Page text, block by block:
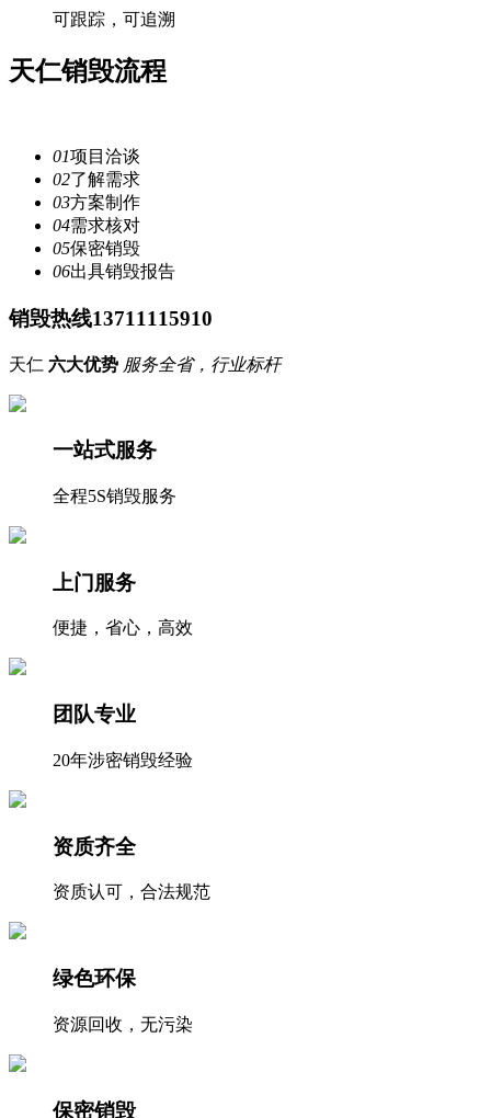
可跟踪，可追溯
天仁销毁流程
01项目洽谈
02了解需求
03方案制作
04需求核对
05保密销毁
06出具销毁报告
销毁热线13711115910
天仁 六大优势 服务全省，行业标杆
一站式服务
全程5S销毁服务
上门服务
便捷，省心，高效
团队专业
20年涉密销毁经验
资质齐全
资质认可，合法规范
绿色环保
资源回收，无污染
保密销毁